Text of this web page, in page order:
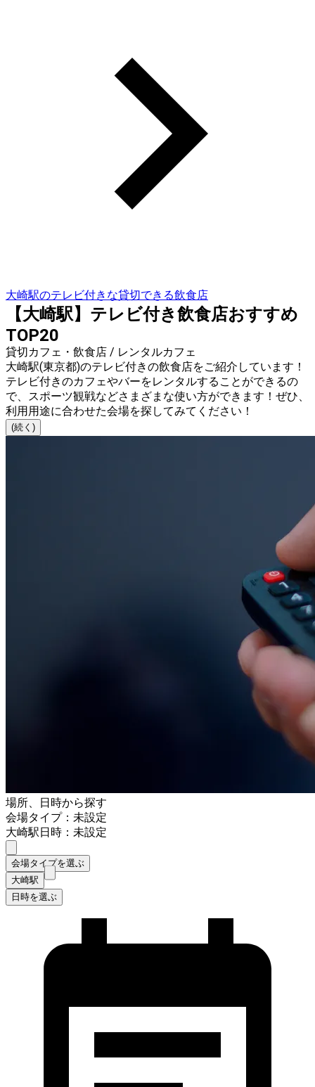
大崎駅のテレビ付きな貸切できる飲食店
【大崎駅】テレビ付き飲食店おすすめ
TOP20
貸切カフェ・飲食店 / レンタルカフェ
大崎駅(東京都)のテレビ付きの飲食店をご紹介しています！
テレビ付きのカフェやバーをレンタルすることができるの
で、スポーツ観戦などさまざまな使い方ができます！ぜひ、
利用用途に合わせた会場を探してみてください！
(続く)
場所、日時から探す
会場タイプ：未設定
大崎駅日時：未設定
会場タイプを選ぶ
大崎駅
日時を選ぶ